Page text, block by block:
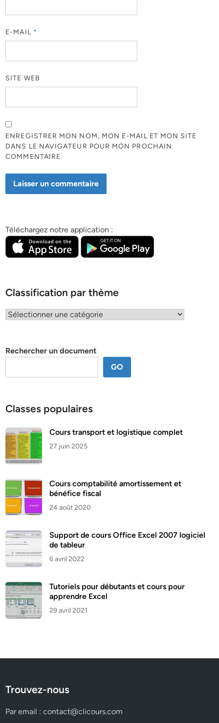
E-MAIL *
SITE WEB
ENREGISTRER MON NOM, MON E-MAIL ET MON SITE
DANS LE NAVIGATEUR POUR MON PROCHAIN
COMMENTAIRE.
Téléchargez notre application :
Classification par thème
Classification
Rechercher un document
GO
Classes populaires
Cours transport et logistique complet
27 juin 2025
Cours comptabilité amortissement et
bénéfice fiscal
24 août 2020
Support de cours Office Excel 2007 logiciel
de tableur
6 avril 2022
Tutoriels pour débutants et cours pour
apprendre Excel
29 avril 2021
Trouvez-nous
Par email :contact@clicours.com